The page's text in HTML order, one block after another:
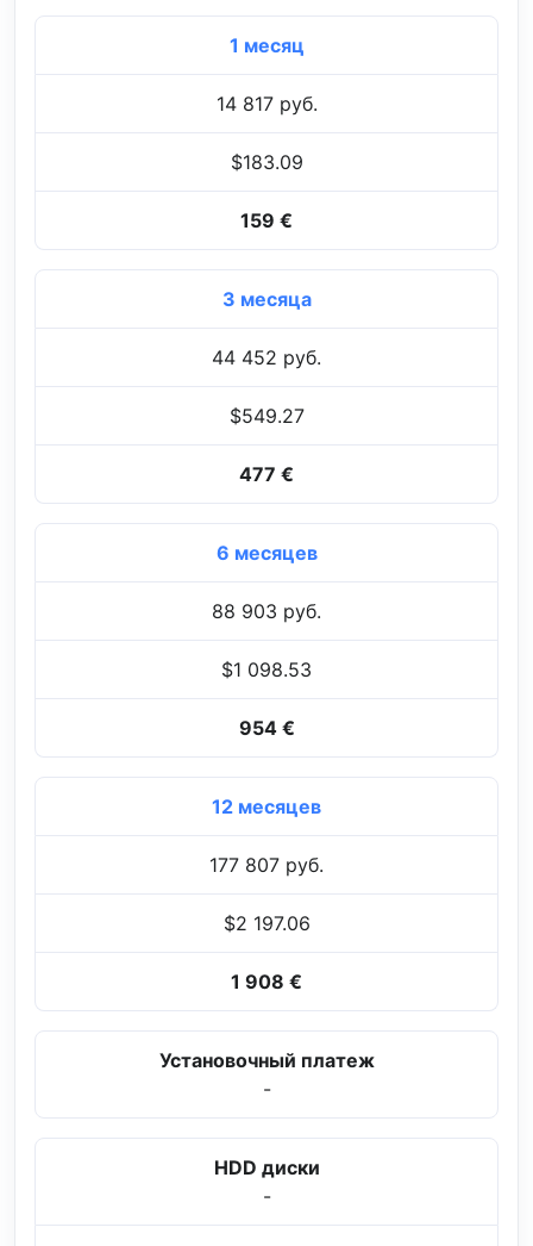
1 месяц
14 817 руб.
$183.09
159 €
3 месяца
44 452 руб.
$549.27
477 €
6 месяцев
88 903 руб.
$1 098.53
954 €
12 месяцев
177 807 руб.
$2 197.06
1 908 €
Установочный платеж
-
HDD диски
-